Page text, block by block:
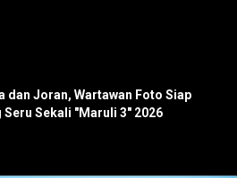
dan Joran, Wartawan Foto Siap
Sekali "Maruli 3" 2026